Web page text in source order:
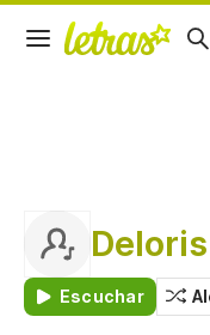
Escuchar